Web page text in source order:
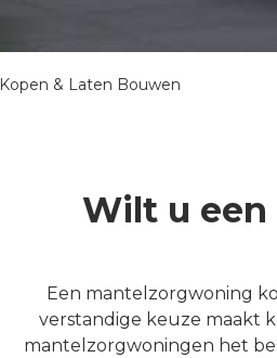
Kopen & Laten Bouwen
Wilt u
Een mantelzorgwoning
verstandige keuze maakt
mantelzorgwoningen het